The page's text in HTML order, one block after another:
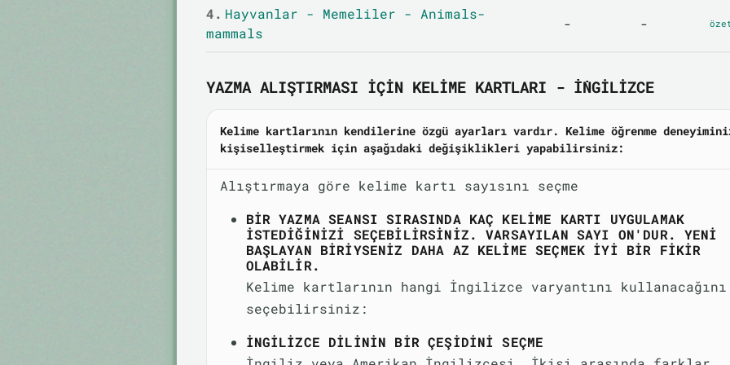
4. Hayvanlar - Memeliler - Animals-
mammals
- -
YAZMA ALIŞTIRMASI IÇIN KELIME KARTLARI - İNGILIZCE
Kelime kartlarının kendilerine özgü ayarları vardır. Kelime öğrenme
kişiselleştirmek için aşağıdaki değişiklikleri yapabilirsiniz:
Alıştırmaya göre kelime kartı sayısını seçme
BIR YAZMA SEANSI SIRASINDA KAÇ KELIME KARTI UYGULAMAK
ISTEDIĞINIZI SEÇEBILIRSINIZ. VARSAYILAN SAYI ON'DUR. YENI
BAŞLAYAN BIRIYSENIZ DAHA AZ KELIME SEÇMEK IYI BIR FIKIR
OLABILIR.
Kelime kartlarının hangi İngilizce varyantını kullanacağını
seçebilirsiniz:
İNGILIZCE DILININ BIR ÇEŞIDINI SEÇME